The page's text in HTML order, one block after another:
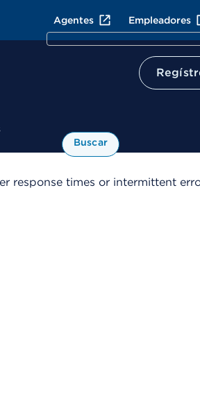
Agentes Empleadores
Buscar
response times or intermittent